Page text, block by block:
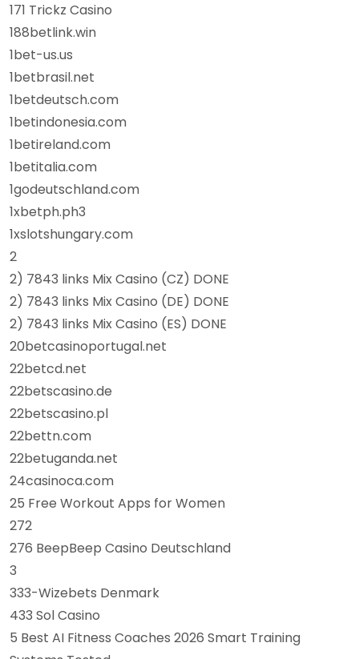
171 Trickz Casino
188betlink.win
1bet-us.us
1betbrasil.net
1betdeutsch.com
1betindonesia.com
1betireland.com
1betitalia.com
1godeutschland.com
1xbetph.ph3
1xslotshungary.com
2
2) 7843 links Mix Casino (CZ) DONE
2) 7843 links Mix Casino (DE) DONE
2) 7843 links Mix Casino (ES) DONE
20betcasinoportugal.net
22betcd.net
22betscasino.de
22betscasino.pl
22bettn.com
22betuganda.net
24casinoca.com
25 Free Workout Apps for Women
272
276 BeepBeep Casino Deutschland
3
333-Wizebets Denmark
433 Sol Casino
5 Best AI Fitness Coaches 2026 Smart Training